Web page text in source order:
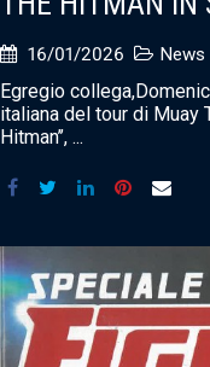
16/01/2026 News
Egregio
italiana del tour di Muay
Hitman’’, ...